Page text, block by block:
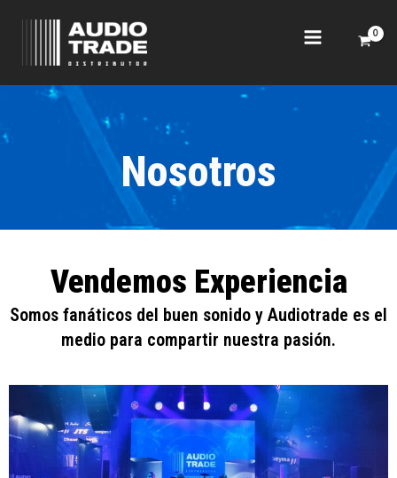
contenido
Nosotros
Vendemos Experiencia
Somos fanáticos del buen sonido y Audiotrade es el
medio para compartir nuestra pasión.